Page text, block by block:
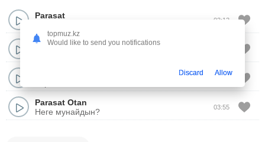
Parasat
03:13
Parasat Otan
Parasat Otan
Неге мунайдын?
03:55
topmuz.kz
Would like to send you notifications
Discard Allow